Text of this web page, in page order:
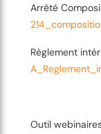
Arrêté
Règlement
Outil